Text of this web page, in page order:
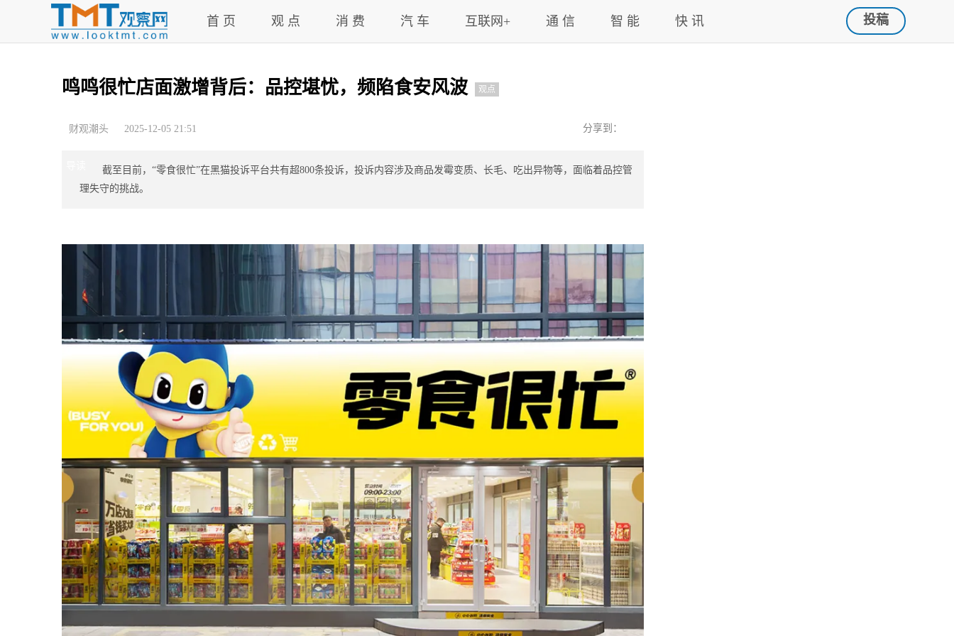
首 页 观 点 消 费 汽 车 互联网+ 通 信 智 能 快 讯 投稿
鸣鸣很忙店面激增背后：品控堪忧，频陷食安风波 观点
财观潮头 2025-12-05 21:51 分享到：
截至目前，“零食很忙”在黑猫投诉平台共有超800条投诉，投诉内容涉及商品发霉变质、长毛、吃出异物等，面临着品控管
理失守的挑战。